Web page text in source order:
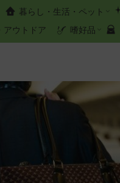
暮らし・生活・ペット
アウトドア 嗜好品